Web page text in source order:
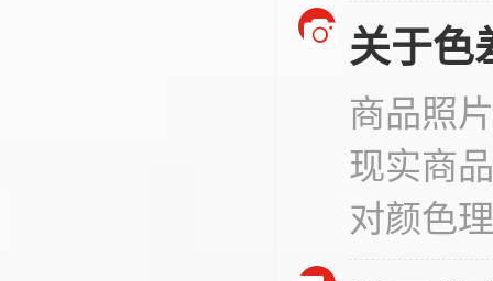
关于色
商品照
现实商
对颜色